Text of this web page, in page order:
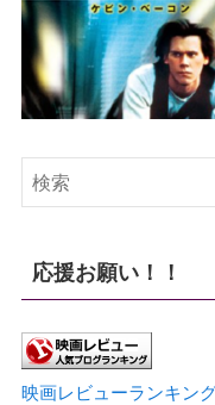
応援お願い！！
映画レビューランキン